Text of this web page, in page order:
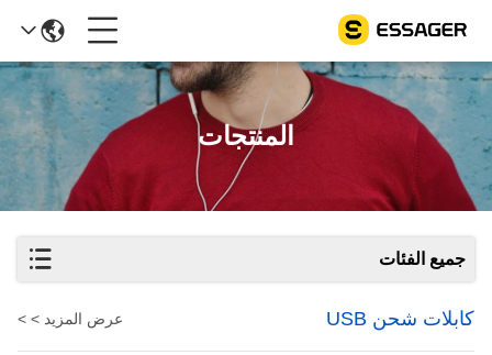
المنتجات
جميع الفئات
كابلات شحن USB عرض المزيد > >